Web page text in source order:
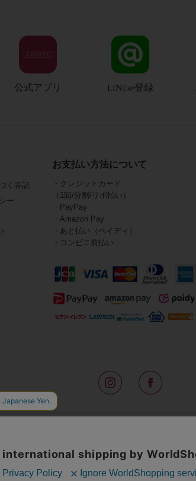
公式アプリ LINE@登録
く表記
ー
お支払い方法について
・クレジットカード
（1回/分割/リボ払い）
・PayPay
・Amazon Pay
・あと払い（ペイディ）
・コンビニ前払い
面店をはじめ全国の一流ホテルに100以上の直営店舗
ンキングやテレビなどのメディア着用商品、雑誌掲載商
無料のギフトラッピングや独自のポイントなどのサー
夢やときめきを与えられるよう願っていま